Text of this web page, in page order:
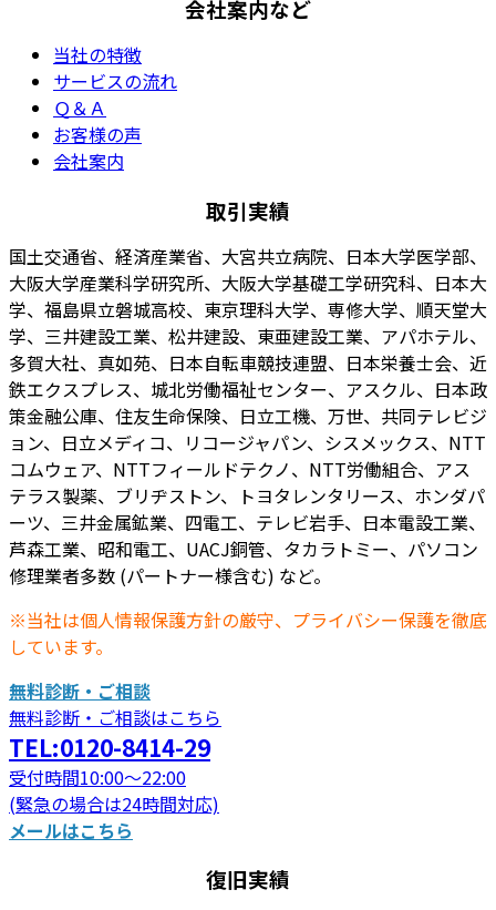
会社案内など
当社の特徴
サービスの流れ
Ｑ＆Ａ
お客様の声
会社案内
取引実績
国土交通省、経済産業省、大宮共立病院、日本大学医学部、
大阪大学産業科学研究所、大阪大学基礎工学研究科、日本大
学、福島県立磐城高校、東京理科大学、専修大学、順天堂大
学、三井建設工業、松井建設、東亜建設工業、アパホテル、
多賀大社、真如苑、日本自転車競技連盟、日本栄養士会、近
鉄エクスプレス、城北労働福祉センター、アスクル、日本政
策金融公庫、住友生命保険、日立工機、万世、共同テレビジ
ョン、日立メディコ、リコージャパン、シスメックス、NTT
コムウェア、NTTフィールドテクノ、NTT労働組合、アス
テラス製薬、ブリヂストン、トヨタレンタリース、ホンダパ
ーツ、三井金属鉱業、四電工、テレビ岩手、日本電設工業、
芦森工業、昭和電工、UACJ銅管、タカラトミー、パソコン
修理業者多数 (パートナー様含む) など。
※当社は個人情報保護方針の厳守、プライバシー保護を徹底
しています。
無料診断・ご相談
無料診断・ご相談はこちら
TEL:0120-8414-29
受付時間10:00～22:00
(緊急の場合は24時間対応)
メールはこちら
復旧実績